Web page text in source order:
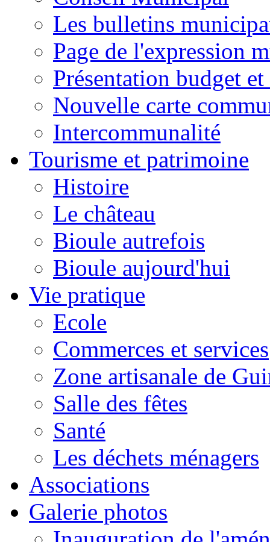
Les bulletins
Page de l'expression
Présentation budget
Nouvelle carte
Intercommunalité
Tourisme et patrimoine
Histoire
Le château
Bioule autrefois
Bioule aujourd'hui
Vie pratique
Ecole
Commerces et services
Zone artisanale de
Salle des fêtes
Santé
Les déchets ménagers
Associations
Galerie photos